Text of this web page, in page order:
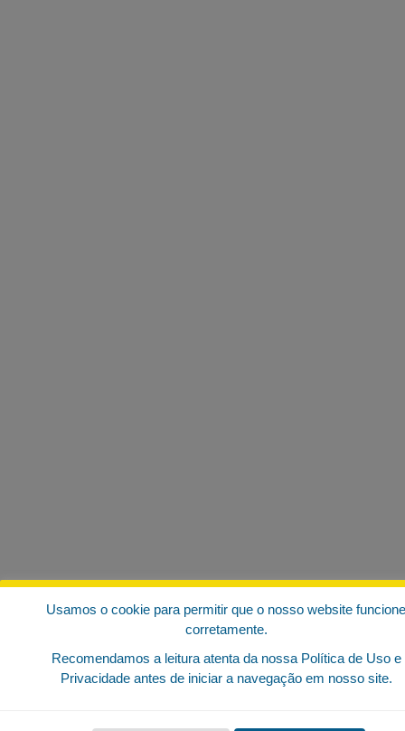
Usamos o cookie para permitir que o nosso website funcione
corretamente.
Recomendamos a leitura atenta da nossa Política de Uso e
Privacidade antes de iniciar a navegação em nosso site.